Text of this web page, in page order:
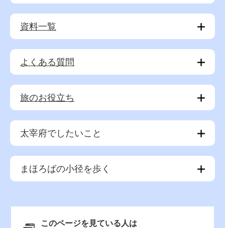
資料一覧
よくある質問
旅のお役立ち
太宰府でしたいこと
まほろばの小径を歩く
このページを見ている人は